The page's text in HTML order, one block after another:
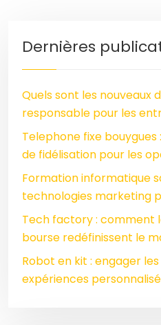
Dernières
Quels sont les nouveaux
responsable pour les
Telephone fixe
de fidélisation pour les
Formation informatique
technologies marketing
Tech factory : comment
bourse redéfinissent le
Robot en kit : engager
expériences